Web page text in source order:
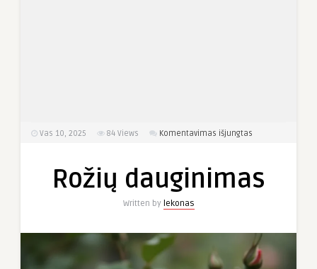
Vas 10, 2025 84 Views Komentavimas išjungtas
Rožių dauginimas
Written by lekonas